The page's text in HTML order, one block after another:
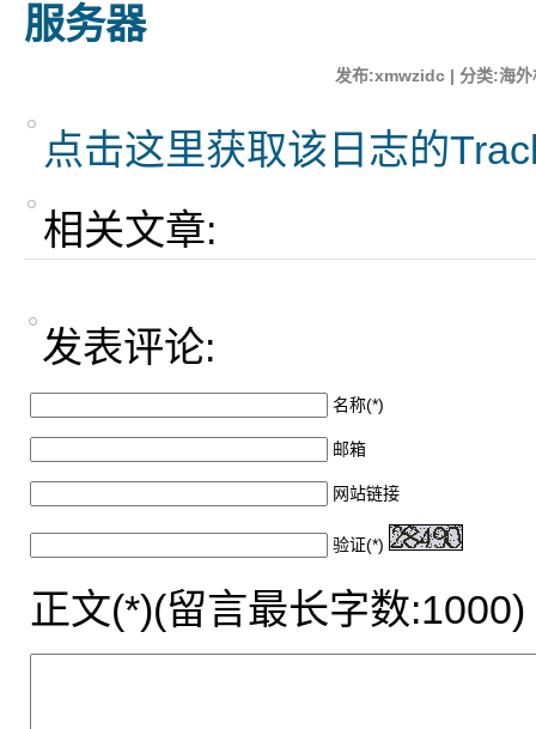
服务器
发布:xmwzidc | 分类:海
点击这里获取该日志的
相关文章:
发表评论:
名称(*)
邮箱
网站链接
验证(*)
正文(*)(留言最长字数:1000)